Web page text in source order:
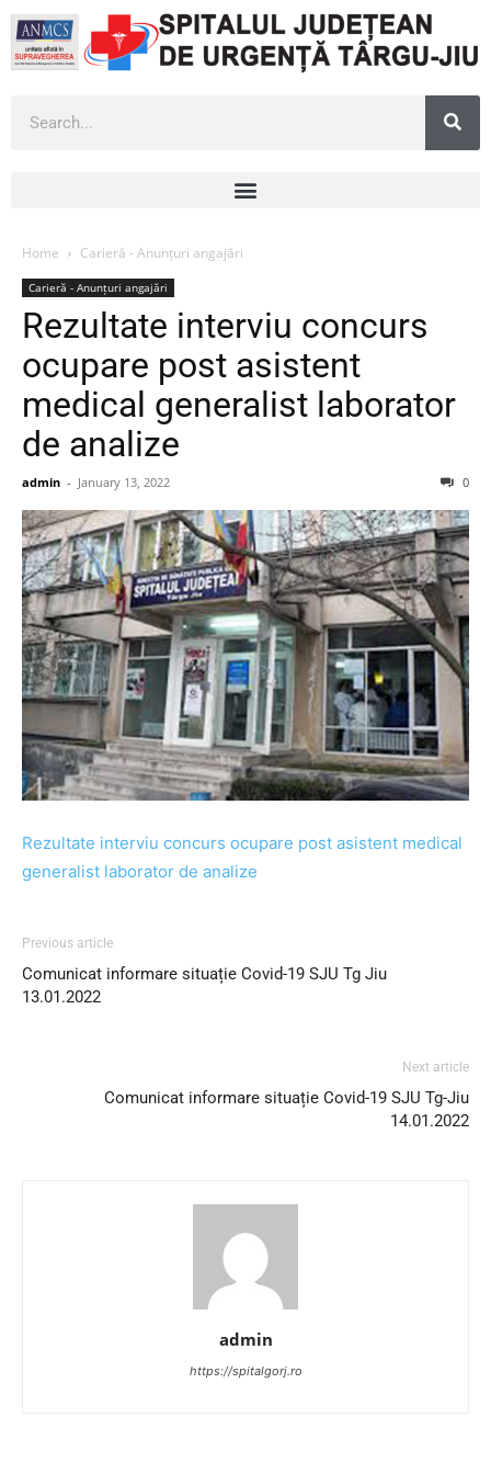
Home Carieră - Anunțuri angajări
Carieră - Anunțuri angajări
Rezultate interviu concurs
ocupare post asistent
medical generalist laborator
de analize
admin - January 13, 2022 0
Rezultate interviu concurs ocupare post asistent medical
generalist laborator de analize
Previous article
Comunicat informare situație Covid-19 SJU Tg Jiu
13.01.2022
Next article
Comunicat informare situație Covid-19 SJU Tg-Jiu
14.01.2022
admin
https://spitalgorj.ro